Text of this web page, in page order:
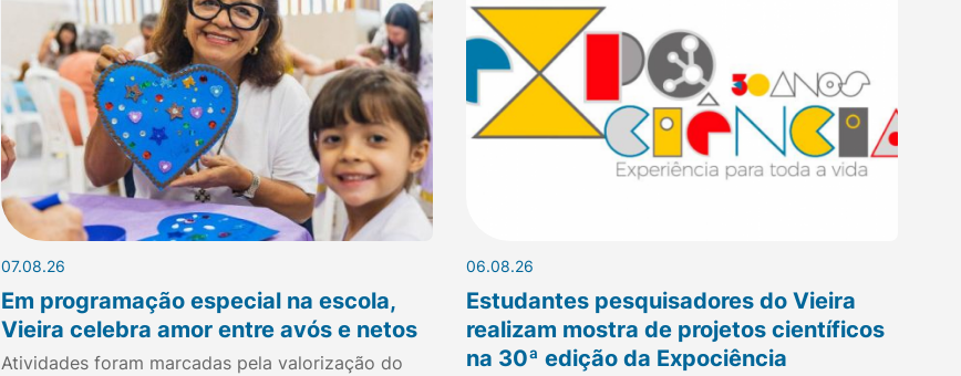
07.08.26
Em programação especial na escola,
Vieira celebra amor entre avós e netos
Atividades foram marcadas pela valorização do
06.08.26
Estudantes pesquisadores do Vieira
realizam mostra de projetos científicos
na 30ª edição da Expociência